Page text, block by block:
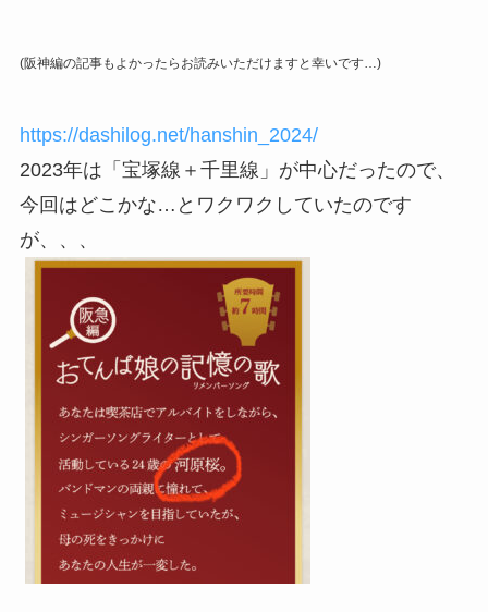
(阪神編の記事もよかったらお読みいただけますと幸いです…)
https://dashilog.net/hanshin_2024/
2023年は「宝塚線＋千里線」が中心だったので、
今回はどこかな…とワクワクしていたのです
が、、、